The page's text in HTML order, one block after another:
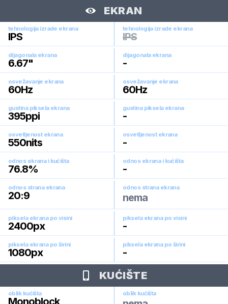
EKRAN
tehnologija izrade ekrana
IPS
tehnologija izrade ekrana
IPS
dijagonala ekrana
6.67"
dijagonala ekrana
-
osvežavanje ekrana
60Hz
osvežavanje ekrana
60Hz
gustina piksela ekrana
395ppi
gustina piksela ekrana
-
osvetljenost ekrana
550nits
osvetljenost ekrana
-
odnos ekrana i kućišta
76.8%
odnos ekrana i kućišta
-
odnos strana ekrana
20:9
odnos strana ekrana
nema
piksela ekrana po visini
2400px
piksela ekrana po visini
-
piksela ekrana po širini
1080px
piksela ekrana po širini
-
KUĆIŠTE
oblik kućišta
Monoblock
oblik kućišta